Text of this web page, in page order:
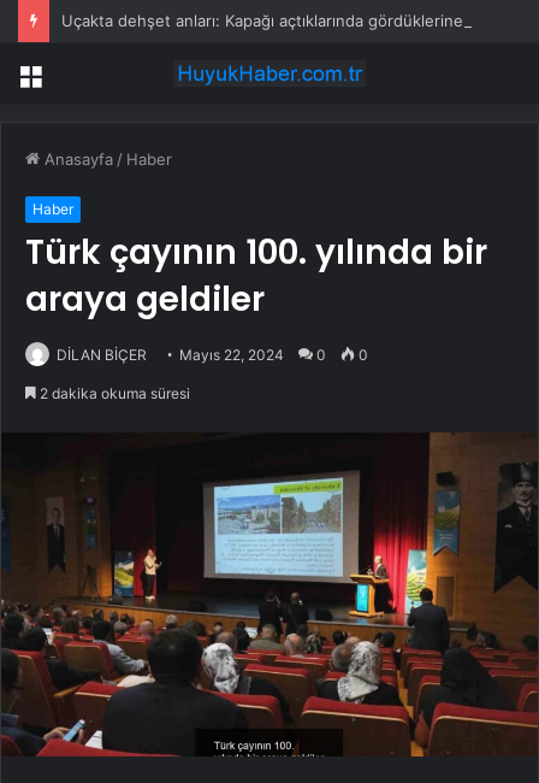
Menü
Anasayfa / Haber
Haber
Türk çayının 100. yılında bir
araya geldiler
DİLAN BİÇER Mayıs 22, 2024 0 0
2 dakika okuma süresi